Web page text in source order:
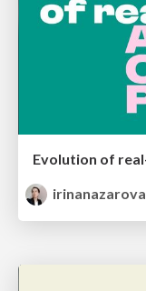
irinanazarova